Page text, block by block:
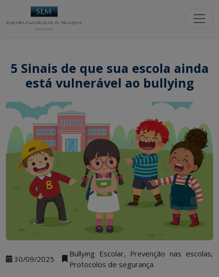
5 Sinais de que sua escola ainda
está vulnerável ao bullying
30/09/2025
Bullying Escolar, Prevenção nas escolas,
Protocolos de segurança